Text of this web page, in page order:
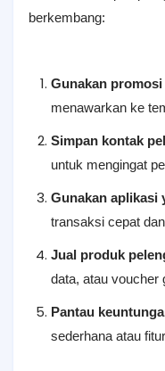
berkembang:
Gunakan
menawarkan ke
Simpan kontak
untuk mengingat
Gunakan aplikasi
transaksi cepat
Jual produk
data, atau voucher
Pantau
sederhana atau